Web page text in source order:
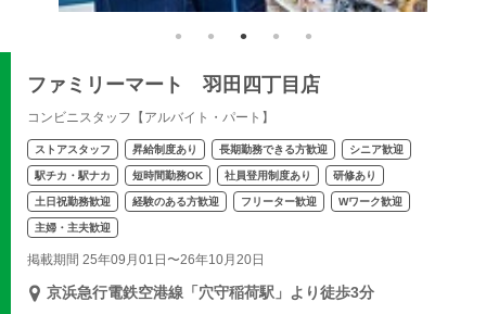
ファミリーマート 羽田四丁目店
コンビニスタッフ【アルバイト・パート】
ストアスタッフ 昇給制度あり 長期勤務できる方歓迎 シニア歓迎
駅チカ・駅ナカ 短時間勤務OK 社員登用制度あり 研修あり
土日祝勤務歓迎 経験のある方歓迎 フリーター歓迎 Wワーク歓迎
主婦・主夫歓迎
掲載期間 25年09月01日〜26年10月20日
京浜急行電鉄空港線「穴守稲荷駅」より徒歩3分